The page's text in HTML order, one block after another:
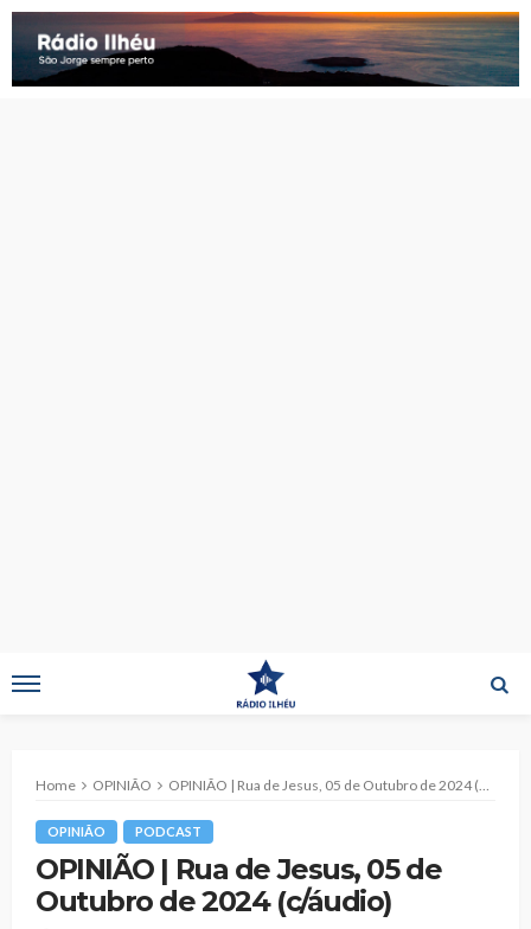
Home OPINIÃO OPINIÃO | Rua de Jesus, 05 de Outubro de 2024 (c/áudio)
OPINIÃO PODCAST
OPINIÃO | Rua de Jesus, 05 de
Outubro de 2024 (c/áudio)